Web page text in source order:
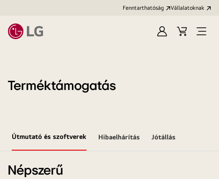
Fenntarthatóság Vállalatoknak
Bejelentkezés
KosárMenü
Terméktámogatás
Útmutató és szoftverek Hibaelhárítás Jótállás
Népszerű